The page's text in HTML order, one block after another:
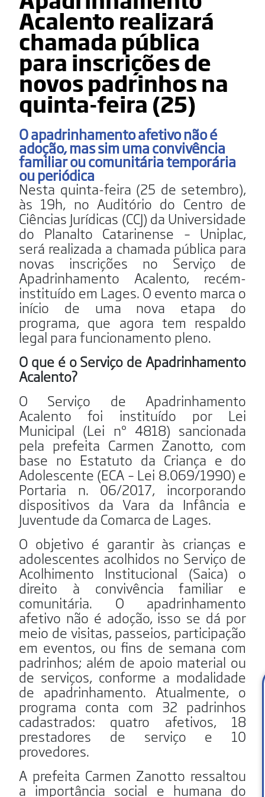
Acalento realizará
chamada pública
para inscrições de
novos padrinhos na
quinta-feira (25)
O apadrinhamento afetivo não é
adoção, mas sim uma convivência
familiar ou comunitária temporária
ou periódica
Nesta quinta-feira (25 de setembro),
às 19h, no Auditório do Centro de
Ciências Jurídicas (CCJ) da Universidade
do Planalto Catarinense – Uniplac,
será realizada a chamada pública para
novas inscrições no Serviço de
Apadrinhamento Acalento, recém-
instituído em Lages. O evento marca o
início de uma nova etapa do
programa, que agora tem respaldo
legal para funcionamento pleno.
O que é o Serviço de Apadrinhamento
Acalento?
O Serviço de Apadrinhamento
Acalento foi instituído por Lei
Municipal (Lei nº 4818) sancionada
pela prefeita Carmen Zanotto, com
base no Estatuto da Criança e do
Adolescente (ECA – Lei 8.069/1990) e
Portaria n. 06/2017, incorporando
dispositivos da Vara da Infância e
Juventude da Comarca de Lages.
O objetivo é garantir às crianças e
adolescentes acolhidos no Serviço de
Acolhimento Institucional (Saica) o
direito à convivência familiar e
comunitária. O apadrinhamento
afetivo não é adoção, isso se dá por
meio de visitas, passeios, participação
em eventos, ou fins de semana com
padrinhos; além de apoio material ou
de serviços, conforme a modalidade
de apadrinhamento. Atualmente, o
programa conta com 32 padrinhos
cadastrados: quatro afetivos, 18
prestadores de serviço e 10
provedores.
A prefeita Carmen Zanotto ressaltou
a importância social e humana do